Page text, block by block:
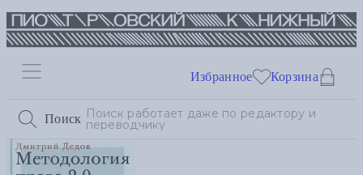
Поиск
Избранное Корзина